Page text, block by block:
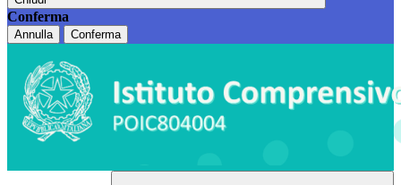
Conferma
Annulla Conferma